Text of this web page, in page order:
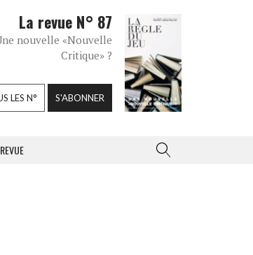
La revue N° 87
nouvelle «Nouvelle
Critique» ?
LES N° S'ABONNER